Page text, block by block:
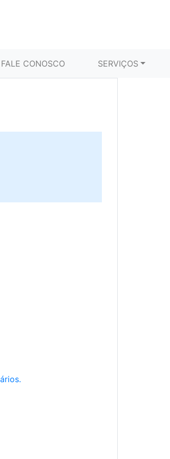
FALE CONOSCO SERVIÇOS